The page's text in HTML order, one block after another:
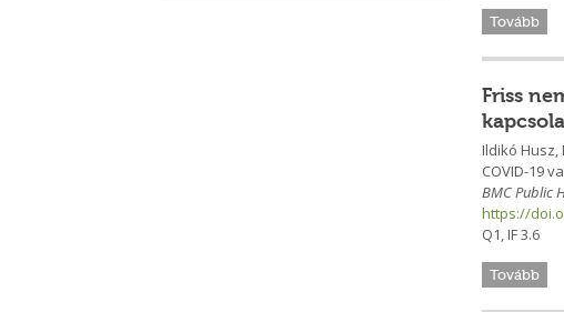
Tovább
Friss
Ildikó
COVID-19
BMC Public
https://
Q1, IF 3.6
Tovább